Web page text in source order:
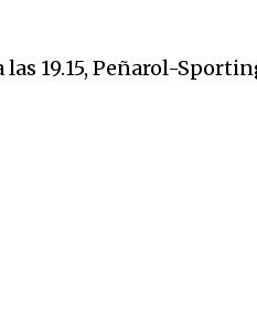
las 19.15, Peñarol-